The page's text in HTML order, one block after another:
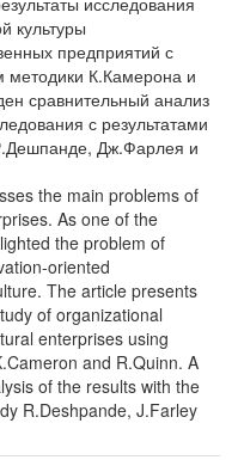
культуры
предприятий с
методики К.Камерона и
сравнительный анализ
с результатами
Дж.Фарлея и
the main problems of
As one of the
the problem of
oriented
The article presents
of organizational
enterprises using
and R.Quinn. A
of the results with the
R.Deshpande, J.Farley